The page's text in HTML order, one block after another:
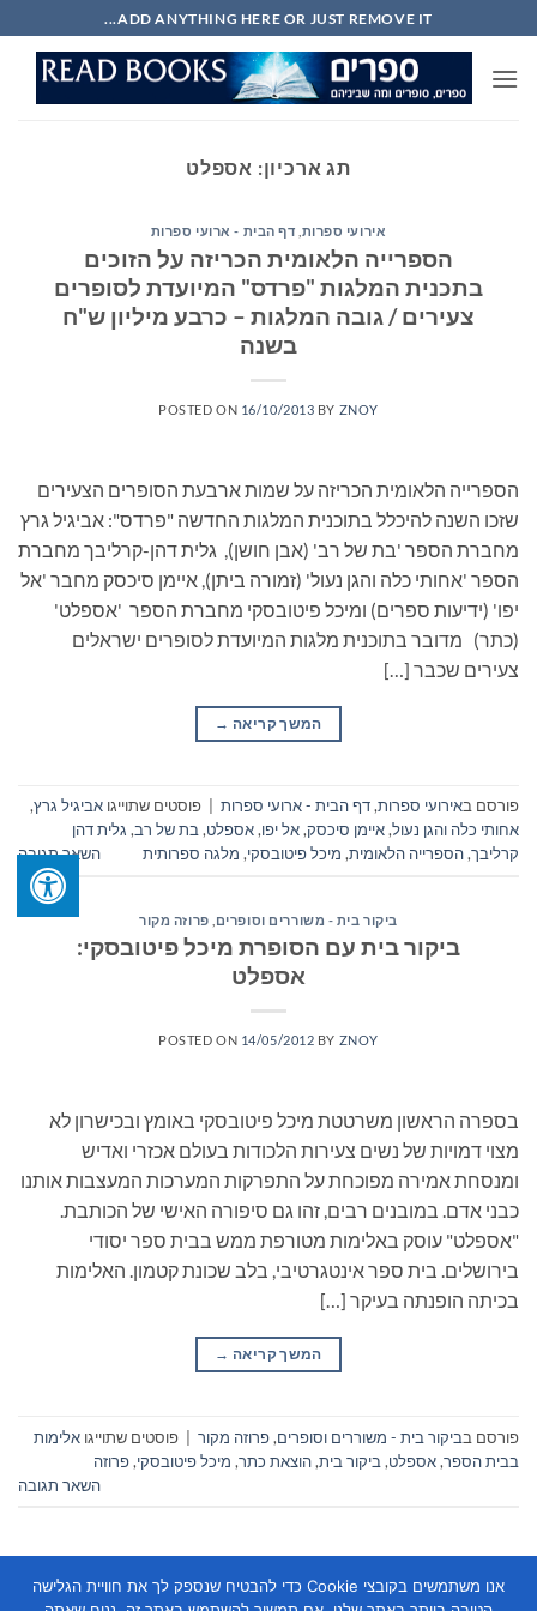
to
content
ADD ANYTHING HERE OR JUST REMOVE IT...
תג ארכיון: אספלט
אירועי ספרות דף הבית - ארועי ספרות
הספרייה הלאומית הכריזה על הזוכים
בתכנית המלגות "פרדס" המיועדת לסופרים
צעירים / גובה המלגות – כרבע מיליון ש"ח
בשנה
POSTED ON 16/10/2013 BY ZNOY
הספרייה הלאומית הכריזה על שמות ארבעת הסופרים הצעירים
שזכו השנה להיכלל בתוכנית המלגות החדשה "פרדס": אביגיל גרץ
מחברת הספר 'בת של רב' (אבן חושן), גלית דהן-קרליבך מחברת
הספר 'אחותי כלה והגן נעול' (זמורה ביתן), איימן סיכסק מחבר 'אל
יפו' (ידיעות ספרים) ומיכל פיטובסקי מחברת הספר 'אספלט'
(כתר) מדובר בתוכנית מלגות המיועדת לסופרים ישראלים
צעירים שכבר […]
המשך קריאה →
פורסם באירועי ספרות,דף הבית - ארועי ספרות פוסטים שתוייגו אביגיל גרץ,
אחותי כלה והגן נעול,איימן סיכסק,אל יפו,אספלט, בת של רב, גלית דהן
קרליבך,הספרייה הלאומית, מיכל פיטובסקי, מלגה ספרותית השאר תגובה
ביקור בית - משוררים וסופרים פרוזה מקור
ביקור בית עם הסופרת מיכל פיטובסקי:
אספלט
POSTED ON 14/05/2012 BY ZNOY
בספרה הראשון משרטטת מיכל פיטובסקי באומץ ובכישרון לא
מצוי דמויות של נשים צעירות הלכודות בעולם אכזרי ואדיש
ומנסחת אמירה מפוכחת על התפרקות המערכות המעצבות אותנו
כבני אדם. במובנים רבים, זהו גם סיפורה האישי של הכותבת.
"אספלט" עוסק באלימות מטורפת ממש בבית ספר יסודי
בירושלים. בית ספר אינטגרטיבי, בלב שכונת קטמון. האלימות
בכיתה הופנתה בעיקר […]
המשך קריאה →
פורסם בביקור בית - משוררים וסופרים,פרוזה מקור פוסטים שתוייגו אלימות
בבית הספר,אספלט, ביקור בית,הוצאת כתר, מיכל פיטובסקי,פרוזה
השאר תגובה
אנו משתמשים בקובצי Cookie כדי להבטיח שנספק לך את חוויית הגלישה